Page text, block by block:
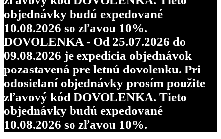
objednávky budú expedované
10.08.2026 so zľavou 10%.
DOVOLENKA - Od 25.07.2026 do
09.08.2026 je expedícia objednávok
pozastavená pre letnú dovolenku. Pri
odosielaní objednávky prosím použite
zľavový kód DOVOLENKA. Tieto
objednávky budú expedované
10.08.2026 so zľavou 10%.